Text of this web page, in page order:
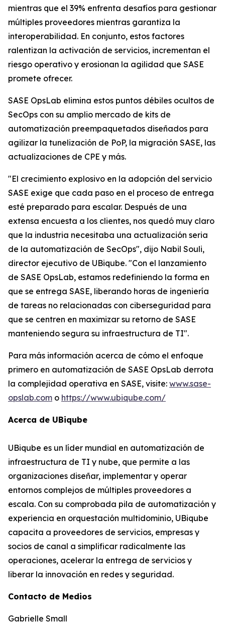
mientras que el 39% enfrenta desafíos para gestionar
múltiples proveedores mientras garantiza la
interoperabilidad. En conjunto, estos factores
ralentizan la activación de servicios, incrementan el
riesgo operativo y erosionan la agilidad que SASE
promete ofrecer.
SASE OpsLab elimina estos puntos débiles ocultos de
SecOps con su amplio mercado de kits de
automatización preempaquetados diseñados para
agilizar la tunelización de PoP, la migración SASE, las
actualizaciones de CPE y más.
"El crecimiento explosivo en la adopción del servicio
SASE exige que cada paso en el proceso de entrega
esté preparado para escalar. Después de una
extensa encuesta a los clientes, nos quedó muy claro
que la industria necesitaba una actualización seria
de la automatización de SecOps", dijo Nabil Souli,
director ejecutivo de UBiqube. "Con el lanzamiento
de SASE OpsLab, estamos redefiniendo la forma en
que se entrega SASE, liberando horas de ingeniería
de tareas no relacionadas con ciberseguridad para
que se centren en maximizar su retorno de SASE
manteniendo segura su infraestructura de TI".
Para más información acerca de cómo el enfoque
primero en automatización de SASE OpsLab derrota
la complejidad operativa en SASE, visite: www.sase-
opslab.com o https://www.ubiqube.com/
Acerca de UBiqube
UBiqube es un líder mundial en automatización de
infraestructura de TI y nube, que permite a las
organizaciones diseñar, implementar y operar
entornos complejos de múltiples proveedores a
escala. Con su comprobada pila de automatización y
experiencia en orquestación multidominio, UBiqube
capacita a proveedores de servicios, empresas y
socios de canal a simplificar radicalmente las
operaciones, acelerar la entrega de servicios y
liberar la innovación en redes y seguridad.
Contacto de Medios
Gabrielle Small